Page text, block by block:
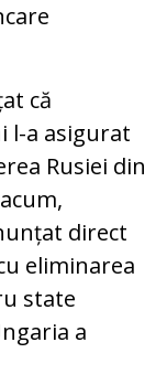
că
l-a asigurat
Rusiei din
direct
eliminarea
state
a